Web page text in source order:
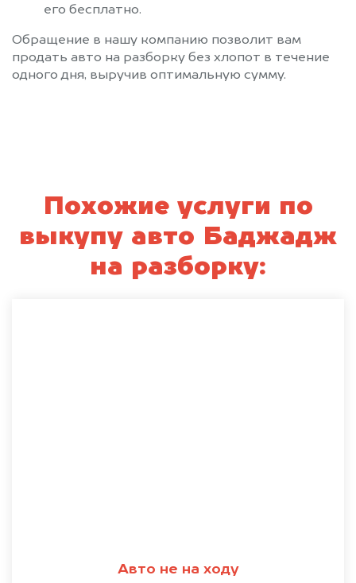
его бесплатно.
Обращение в нашу компанию позволит вам
продать авто на разборку без хлопот в течение
одного дня, выручив оптимальную сумму.
Похожие услуги по
выкупу авто Баджадж
на разборку:
Авто не на ходу